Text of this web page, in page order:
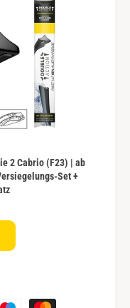
2 Cabrio (F23) | ab
Set +